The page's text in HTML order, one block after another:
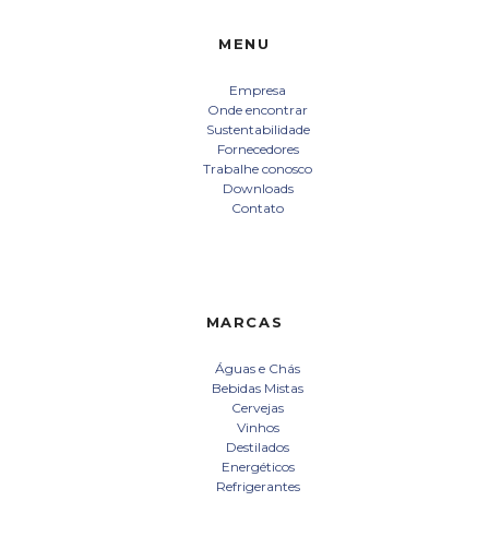
MENU
Empresa
Onde encontrar
Sustentabilidade
Fornecedores
Trabalhe conosco
Downloads
Contato
MARCAS
Águas e Chás
Bebidas Mistas
Cervejas
Vinhos
Destilados
Energéticos
Refrigerantes